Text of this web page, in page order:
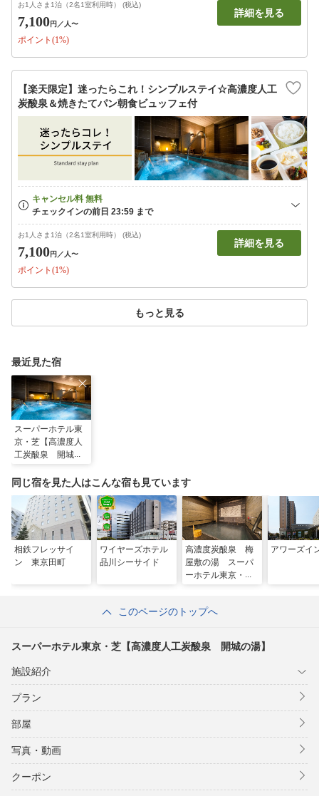
お1人さま1泊（2名1室利用時） (税込)
7,100円 ／人〜
ポイント(1%)
詳細を見る
【楽天限定】迷ったらこれ！シンプルステイ☆高濃度人工
炭酸泉＆焼きたてパン朝食ビュッフェ付
お1人さま1泊（2名1室利用時） (税込)
7,100円 ／人〜
ポイント(1%)
詳細を見る
もっと見る
最近見た宿
スーパーホテル東
京・芝【高濃度人
工炭酸泉 開城の
同じ宿を見た人はこんな宿も見ています
相鉄フレッサイ
ン 東京田町
ワイヤーズホテル
品川シーサイド
高濃度炭酸泉 梅
屋敷の湯 スーパ
ーホテル東京・Ｊ
アワーズイ
このページのトップへ
スーパーホテル東京・芝【高濃度人工炭酸泉 開城の湯】
施設紹介
プラン
部屋
写真・動画
クーポン